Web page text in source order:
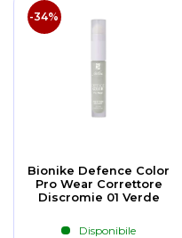
-34%
Bionike Defence Color
Pro Wear Correttore
Discromie 01 Verde
Disponibile